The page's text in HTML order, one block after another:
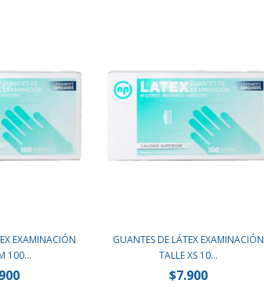
EXAMINACIÓN
100...
GUANTES DE LÁTEX EXAMINACIÓN
TALLE XS 10...
$7.900